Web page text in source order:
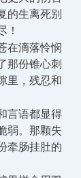
的生离死别
！
在滴落怜悯
那份锥心刺
里，残忍和
言语都显得
弱。那颗失
牵肠挂肚的